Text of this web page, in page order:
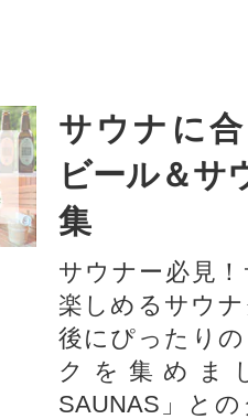
サウナに
ビール＆サ
集
サウナー必見
楽しめるサウ
後にぴったり
クを集めま
SAUNAS」と